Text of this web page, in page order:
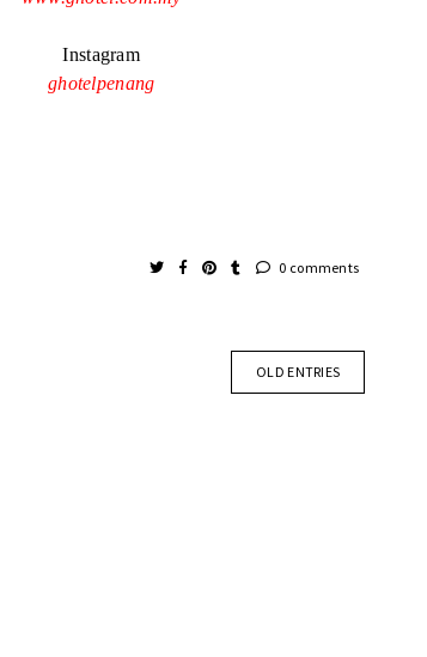
Instagram
ghotelpenang
0 comments
OLD ENTRIES